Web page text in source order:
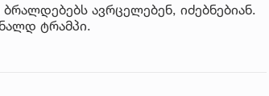
ავრცელებენ, იძებნებიან.
ტრამპი.